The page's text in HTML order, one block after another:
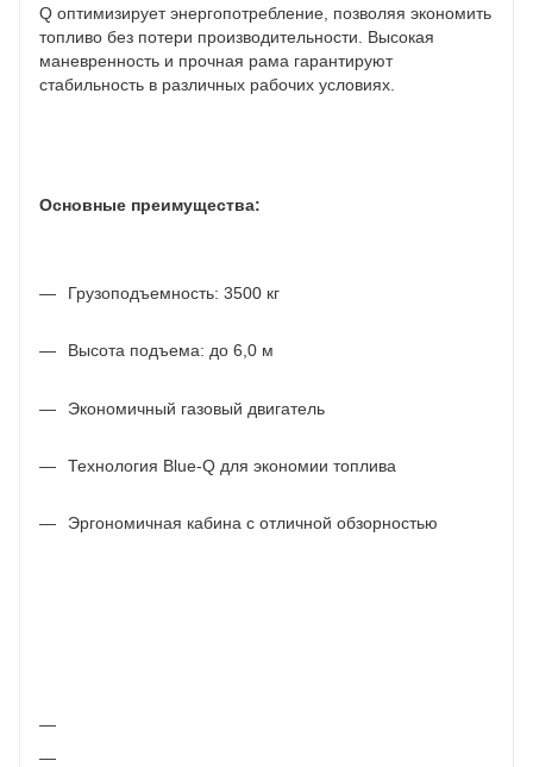
Q оптимизирует энергопотребление, позволяя экономить
топливо без потери производительности. Высокая
маневренность и прочная рама гарантируют
стабильность в различных рабочих условиях.
Основные преимущества:
Грузоподъемность: 3500 кг
Высота подъема: до 6,0 м
Экономичный газовый двигатель
Технология Blue-Q для экономии топлива
Эргономичная кабина с отличной обзорностью